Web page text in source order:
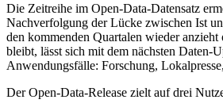
Die Zeitreihe im Open-Data-Datensatz
Nachverfolgung der Lücke zwischen Ist
den kommenden Quartalen wieder
bleibt, lässt sich mit dem nächsten Daten-
Anwendungsfälle: Forschung,
Der Open-Data-Release zielt auf drei